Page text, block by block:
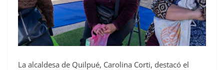
La alcaldesa de Quilpué, Carolina Corti, destacó el